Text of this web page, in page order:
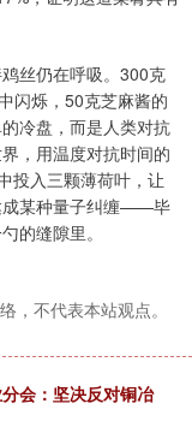
丝仍在呼吸。300克
闪烁，50克芝麻酱的
冷盘，而是人类对抗
，用温度对抗时间的
投入三颗薄荷叶，让
成某种量子纠缠——毕
的缝隙里。
，不代表本站观点。
会：坚决反对铜冶